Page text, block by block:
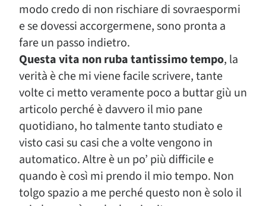
modo credo di non rischiare di sovraespormi
e se dovessi accorgermene, sono pronta a
fare un passo indietro.
Questa vita non ruba tantissimo tempo, la
verità è che mi viene facile scrivere, tante
volte ci metto veramente poco a buttar giù un
articolo perché è davvero il mio pane
quotidiano, ho talmente tanto studiato e
visto casi su casi che a volte vengono in
automatico. Altre è un po’ più difficile e
quando è così mi prendo il mio tempo. Non
tolgo spazio a me perché questo non è solo il